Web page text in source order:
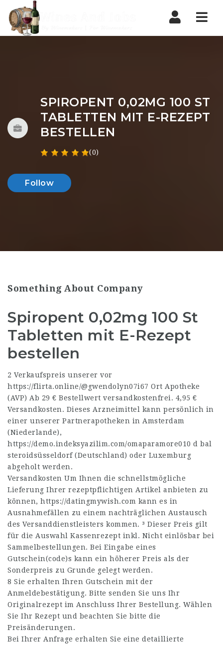
SPIROPENT 0,02MG 100 ST
TABLETTEN MIT E-REZEPT
BESTELLEN
(0)
Follow
Something About Company
Spiropent 0,02mg 100 St
Tabletten mit E-Rezept
bestellen
2 Verkaufspreis unserer vor
https://flirta.online/@gwendolyn07i67 Ort Apotheke
(AVP) Ab 29 € Bestell­wert versand­kosten­frei. 4,95 €
Versandkosten. Dieses Arzneimittel kann persönlich in
einer unserer Partnerapotheken in Amsterdam
(Niederlande),
https://demo.indeksyazilim.com/omaparamore010 d bal
steroidsüsseldorf (Deutschland) oder Luxemburg
abgeholt werden.
Versandkosten Um Ihnen die schnellstmögliche
Lieferung Ihrer rezeptpflichtigen Artikel anbieten zu
können, https://datingmywish.com kann es in
Ausnahmefällen zu einem nachträglichen Austausch
des Versanddienstleisters kommen. ³ Dieser Preis gilt
für die Auswahl Kassenrezept inkl. Nicht einlösbar bei
Sammelbestellungen. Bei Eingabe eines
Gutschein(code)s kann ein höherer Preis als der
Sonderpreis zu Grunde gelegt werden.
8 Sie erhalten Ihren Gutschein mit der
Anmeldebestätigung. Bitte senden Sie uns Ihr
Originalrezept im Anschluss Ihrer Bestellung. Wählen
Sie Ihr Rezept und beachten Sie bitte die
Preisänderungen.
Bei Ihrer Anfrage erhalten Sie eine detaillierte